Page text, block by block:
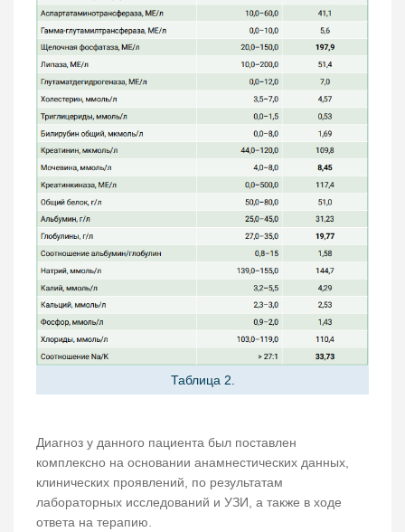
Таблица 2.
Диагноз у данного пациента был поставлен
комплексно на основании анамнестических данных,
клинических проявлений, по результатам
лабораторных исследований и УЗИ, а также в ходе
ответа на терапию.